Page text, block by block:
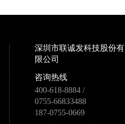
深圳市联诚发科技股份有
限公司
咨询热线
400-618-8884 /
0755-66833488
187-0755-0669